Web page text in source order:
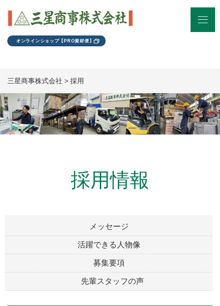
オンラインショップ【PRO資材便】
三星商事株式会社 > 採用
採用情報
メッセージ
活躍できる人物像
募集要項
先輩スタッフの声